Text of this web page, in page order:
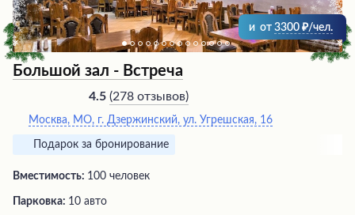
и от 3300 /чел.
Большой зал - Встреча
4.5 (278 отзывов)
Москва, МО, г. Дзержинский, ул. Угрешская, 16
Подарок за бронирование
Вместимость: 100 человек
Парковка: 10 авто